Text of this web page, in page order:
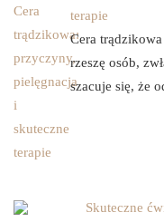
terapie
Cera
rzeszę osób,
szacuje się, że
Skuteczne